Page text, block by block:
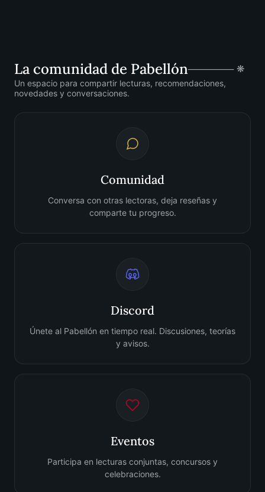
La comunidad de Pabellón─────── ❋
Un espacio para compartir lecturas, recomendaciones,
novedades y conversaciones.
Comunidad
Conversa con otras lectoras, deja reseñas y
comparte tu progreso.
Discord
Únete al Pabellón en tiempo real. Discusiones, teorías
y avisos.
Eventos
Participa en lecturas conjuntas, concursos y
celebraciones.